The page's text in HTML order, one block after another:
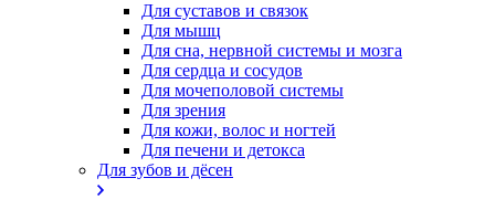
Для суставов и связок
Для мышц
Для сна, нервной системы и мозга
Для сердца и сосудов
Для мочеполовой системы
Для зрения
Для кожи, волос и ногтей
Для печени и детокса
Для зубов и дёсен